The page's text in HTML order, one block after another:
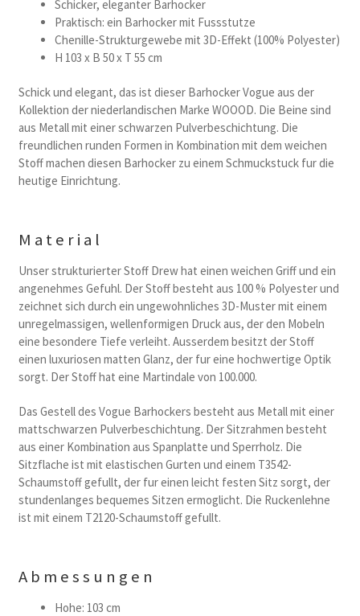
Schicker, eleganter Barhocker
Praktisch: ein Barhocker mit Fussstutze
Chenille-Strukturgewebe mit 3D-Effekt (100% Polyester)
H 103 x B 50 x T 55 cm
Schick und elegant, das ist dieser Barhocker Vogue aus der
Kollektion der niederlandischen Marke WOOOD. Die Beine sind
aus Metall mit einer schwarzen Pulverbeschichtung. Die
freundlichen runden Formen in Kombination mit dem weichen
Stoff machen diesen Barhocker zu einem Schmuckstuck fur die
heutige Einrichtung.
Material
Unser strukturierter Stoff Drew hat einen weichen Griff und ein
angenehmes Gefuhl. Der Stoff besteht aus 100 % Polyester und
zeichnet sich durch ein ungewohnliches 3D-Muster mit einem
unregelmassigen, wellenformigen Druck aus, der den Mobeln
eine besondere Tiefe verleiht. Ausserdem besitzt der Stoff
einen luxuriosen matten Glanz, der fur eine hochwertige Optik
sorgt. Der Stoff hat eine Martindale von 100.000.
Das Gestell des Vogue Barhockers besteht aus Metall mit einer
mattschwarzen Pulverbeschichtung. Der Sitzrahmen besteht
aus einer Kombination aus Spanplatte und Sperrholz. Die
Sitzflache ist mit elastischen Gurten und einem T3542-
Schaumstoff gefullt, der fur einen leicht festen Sitz sorgt, der
stundenlanges bequemes Sitzen ermoglicht. Die Ruckenlehne
ist mit einem T2120-Schaumstoff gefullt.
Abmessungen
Hohe: 103 cm